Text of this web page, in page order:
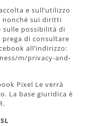
e sull’utilizzo
nonché sui diritti
sulle possibilità di
di consultare
all’indirizzo:
m/privacy-and-
Pixel Le verrà
La base giuridica è